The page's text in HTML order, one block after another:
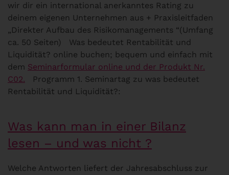
wir dir ein international anerkanntes Rating zu
deinem eigenen Unternehmen aus + Praxisleitfaden
„Direkter Aufbau des Risikomanagements “(Umfang
ca. 50 Seiten) Was bedeutet Rentabilität und
Liquidität? online buchen; bequem und einfach mit
dem Seminarformular online und der Produkt Nr.
C02. Programm 1. Seminartag zu was bedeutet
Rentabilität und Liquidität?:
Was kann man in einer Bilanz
lesen – und was nicht ?
Welche Antworten liefert der Jahresabschluss zur